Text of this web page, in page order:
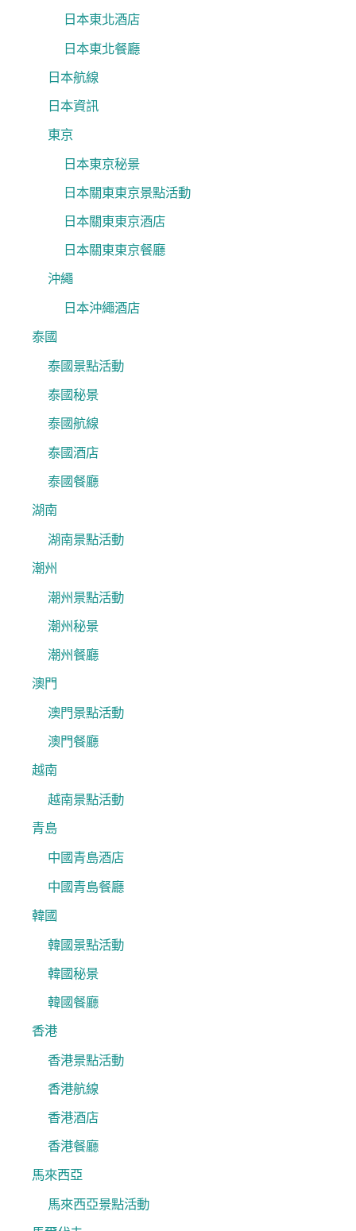
日本東北酒店
日本東北餐廳
日本航線
日本資訊
東京
日本東京秘景
日本關東東京景點活動
日本關東東京酒店
日本關東東京餐廳
沖繩
日本沖繩酒店
泰國
泰國景點活動
泰國秘景
泰國航線
泰國酒店
泰國餐廳
湖南
湖南景點活動
潮州
潮州景點活動
潮州秘景
潮州餐廳
澳門
澳門景點活動
澳門餐廳
越南
越南景點活動
青島
中國青島酒店
中國青島餐廳
韓國
韓國景點活動
韓國秘景
韓國餐廳
香港
香港景點活動
香港航線
香港酒店
香港餐廳
馬來西亞
馬來西亞景點活動